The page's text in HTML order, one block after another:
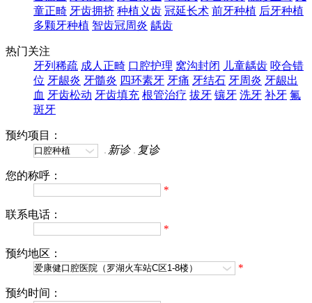
童正畸 牙齿拥挤 种植义齿 冠延长术 前牙种植 后牙种植
多颗牙种植 智齿冠周炎 龋齿
热门关注
牙列稀疏 成人正畸 口腔护理 窝沟封闭 儿童龋齿 咬合错
位 牙龈炎 牙髓炎 四环素牙 牙痛 牙结石 牙周炎 牙龈出
血 牙齿松动 牙齿填充 根管治疗 拔牙 镶牙 洗牙 补牙 氟
斑牙
预约项目：
新诊
复诊
您的称呼：
*
联系电话：
*
预约地区：
*
预约时间：